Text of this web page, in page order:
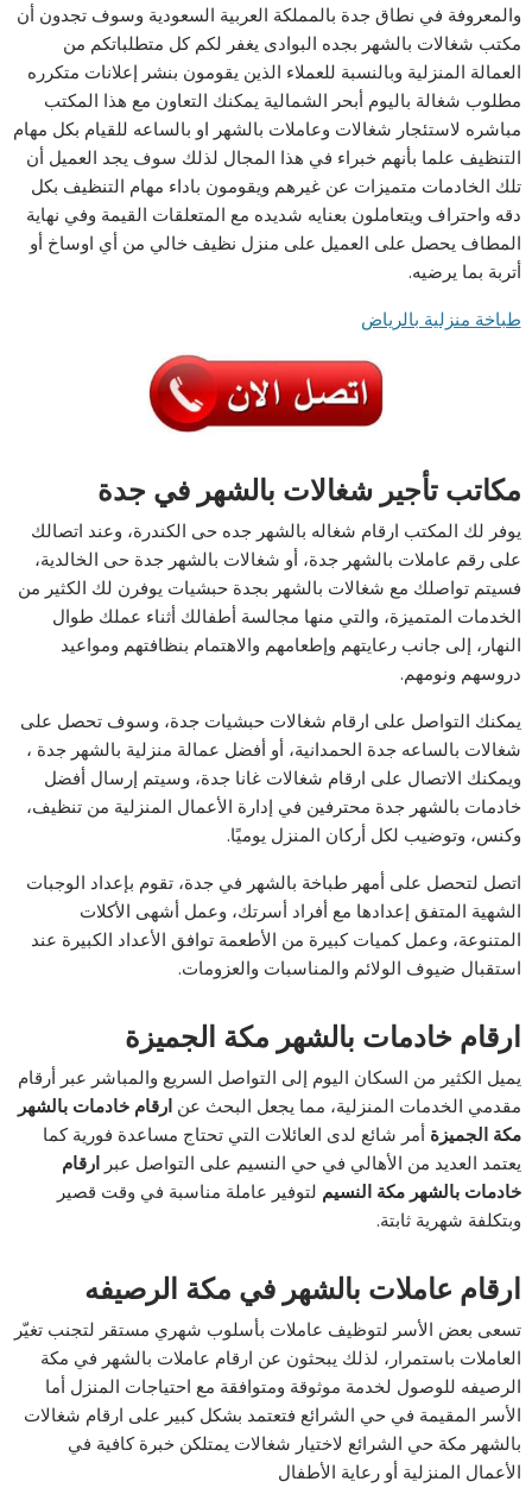
والمعروفة في نطاق جدة بالمملكة العربية السعودية وسوف تجدون أن
مكتب شغالات بالشهر بجده البوادى يغفر لكم كل متطلباتكم من
العمالة المنزلية وبالنسبة للعملاء الذين يقومون بنشر إعلانات متكرره
مطلوب شغالة باليوم أبحر الشمالية يمكنك التعاون مع هذا المكتب
مباشره لاستئجار شغالات وعاملات بالشهر او بالساعه للقيام بكل مهام
التنظيف علما بأنهم خبراء في هذا المجال لذلك سوف يجد العميل أن
تلك الخادمات متميزات عن غيرهم ويقومون باداء مهام التنظيف بكل
دقه واحتراف ويتعاملون بعنايه شديده مع المتعلقات القيمة وفي نهاية
المطاف يحصل على العميل على منزل نظيف خالي من أي اوساخ أو
أتربة بما يرضيه.
طباخة منزلية بالرياض
مكاتب تأجير شغالات بالشهر في جدة
يوفر لك المكتب ارقام شغاله بالشهر جده حى الكندرة، وعند اتصالك
على رقم عاملات بالشهر جدة، أو شغالات بالشهر جدة حى الخالدية،
فسيتم تواصلك مع شغالات بالشهر بجدة حبشيات يوفرن لك الكثير من
الخدمات المتميزة، والتي منها مجالسة أطفالك أثناء عملك طوال
النهار، إلى جانب رعايتهم وإطعامهم والاهتمام بنظافتهم ومواعيد
دروسهم ونومهم.
يمكنك التواصل على ارقام شغالات حبشيات جدة، وسوف تحصل على
شغالات بالساعه جدة الحمدانية، أو أفضل عمالة منزلية بالشهر جدة ،
ويمكنك الاتصال على ارقام شغالات غانا جدة، وسيتم إرسال أفضل
خادمات بالشهر جدة محترفين في إدارة الأعمال المنزلية من تنظيف،
وكنس، وتوضيب لكل أركان المنزل يوميًا.
اتصل لتحصل على أمهر طباخة بالشهر في جدة، تقوم بإعداد الوجبات
الشهية المتفق إعدادها مع أفراد أسرتك، وعمل أشهى الأكلات
المتنوعة، وعمل كميات كبيرة من الأطعمة توافق الأعداد الكبيرة عند
استقبال ضيوف الولائم والمناسبات والعزومات.
ارقام خادمات بالشهر مكة الجميزة
يميل الكثير من السكان اليوم إلى التواصل السريع والمباشر عبر أرقام
مقدمي الخدمات المنزلية، مما يجعل البحث عنارقام خادمات بالشهر
مكة الجميزة أمر شائع لدى العائلات التي تحتاج مساعدة فورية كما
يعتمد العديد من الأهالي في حي النسيم على التواصل عبرارقام
خادمات بالشهر مكة النسيم لتوفير عاملة مناسبة في وقت قصير
وبتكلفة شهرية ثابتة.
ارقام عاملات بالشهر في مكة الرصيفه
تسعى بعض الأسر لتوظيف عاملات بأسلوب شهري مستقر لتجنب تغيّر
العاملات باستمرار، لذلك يبحثون عن ارقام عاملات بالشهر في مكة
الرصيفه للوصول لخدمة موثوقة ومتوافقة مع احتياجات المنزل أما
الأسر المقيمة في حي الشرائع فتعتمد بشكل كبير على ارقام شغالات
بالشهر مكة حي الشرائع لاختيار شغالات يمتلكن خبرة كافية في
الأعمال المنزلية أو رعاية الأطفال